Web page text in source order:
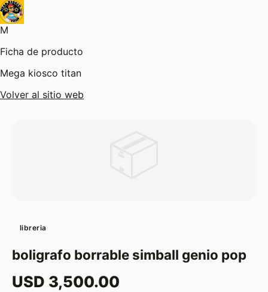
M
Ficha de producto
Mega kiosco titan
Volver al sitio web
libreria
boligrafo borrable simball genio pop
USD 3,500.00